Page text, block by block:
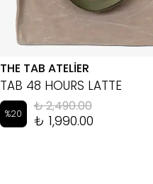
THE TAB ATELİER
TAB 48 HOURS LATTE
%20 ₺ 2,490.00
₺ 1,990.00